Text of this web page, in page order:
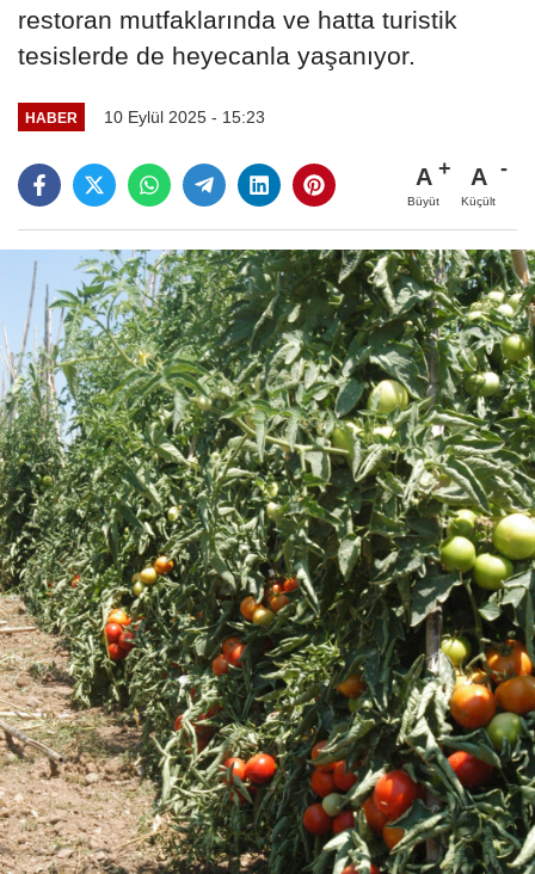
restoran mutfaklarında ve hatta turistik
tesislerde de heyecanla yaşanıyor.
HABER 10 Eylül 2025 - 15:23
A
Büyüt
A
Küçült